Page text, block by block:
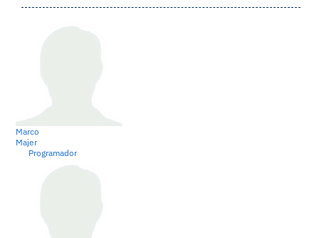
Marco
Majer
Programador